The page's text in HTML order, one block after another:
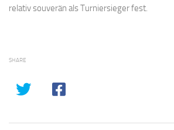
relativ souverän als Turniersieger fest.
SHARE